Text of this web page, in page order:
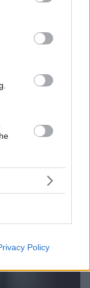
party tags to
below Google
Policy
από τη